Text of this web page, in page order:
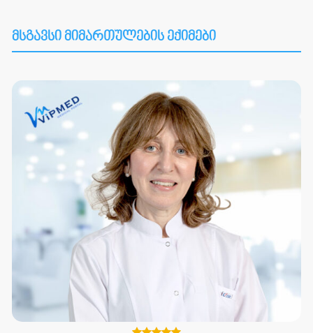
მსგავსი მიმართულების ექიმები